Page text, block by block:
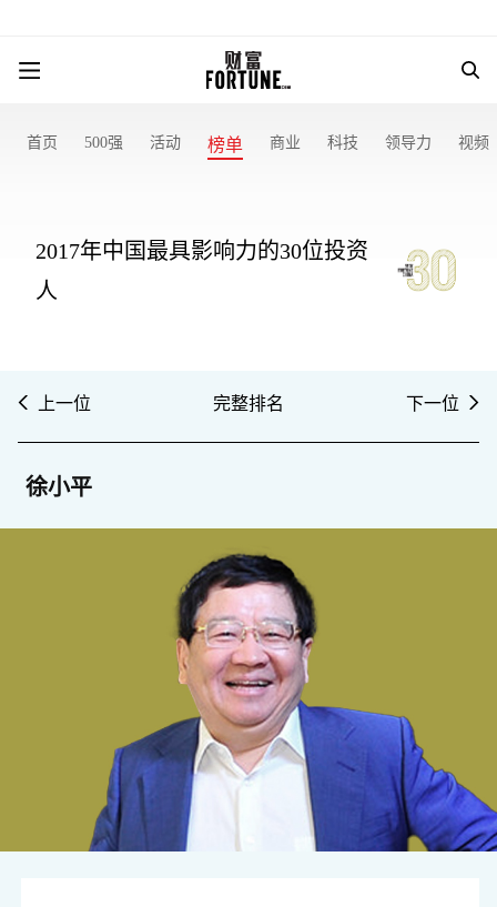
首页 500强 活动 榜单 商业 科技 领导力 视频
2017年中国最具影响力的30位投资
人
上一位 完整排名 下一位
徐小平